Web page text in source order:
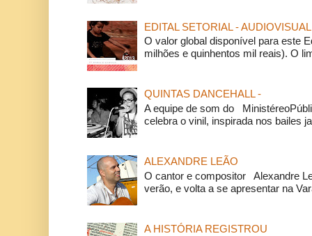
EDITAL SETORIAL - AUDIOVISUAL
O valor global disponível para este
milhões e quinhentos mil reais). O
QUINTAS DANCEHALL -
A equipe de som do
celebra o vinil, inspirada nos bailes
ALEXANDRE LEÃO
O cantor e compositor Alexandre
verão, e volta a se apresentar na
A HISTÓRIA REGISTROU